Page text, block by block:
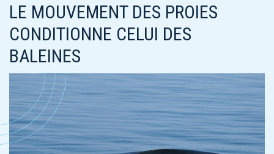
LE MOUVEMENT DES PROIES
CONDITIONNE CELUI DES
BALEINES